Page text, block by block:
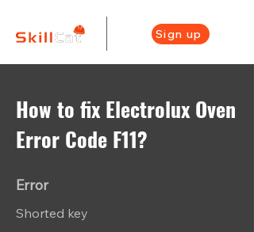
Sign up
How to fix Electrolux Oven
Error Code F11?
Error
Shorted key